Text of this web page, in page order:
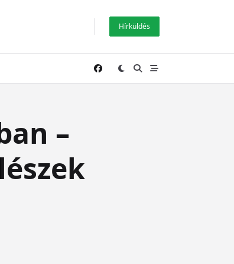
Hírküldés
–